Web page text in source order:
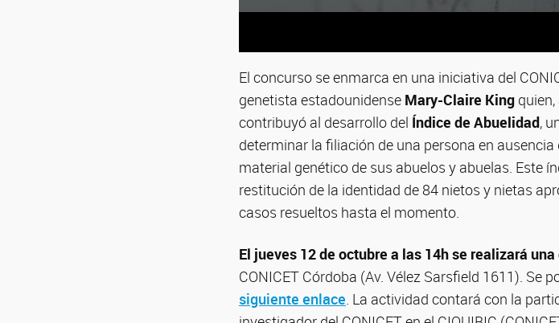
El concurso se enmarca en una iniciativa del
genetista estadounidense Mary-Claire King
contribuyó al desarrollo del Índice de Abuelidad,
determinar la filiación de una persona en
material genético de sus abuelos y abuelas. Este
restitución de la identidad de 84 nietos y nietas
casos resueltos hasta el momento.
El jueves 12 de octubre a las 14h se realizará
CONICET Córdoba (Av. Vélez Sarsfield 1611). Se
siguiente enlace. La actividad contará con la